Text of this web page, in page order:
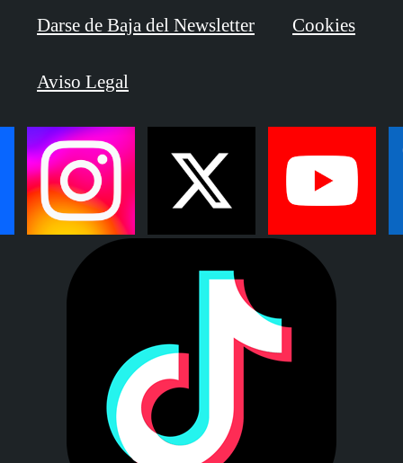
Darse de Baja del Newsletter Cookies
Aviso Legal